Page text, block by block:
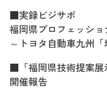
■実録ビジサポ
福岡県プロフェッシ
～トヨタ自動車九州
■「福岡県技術提案展
開催報告